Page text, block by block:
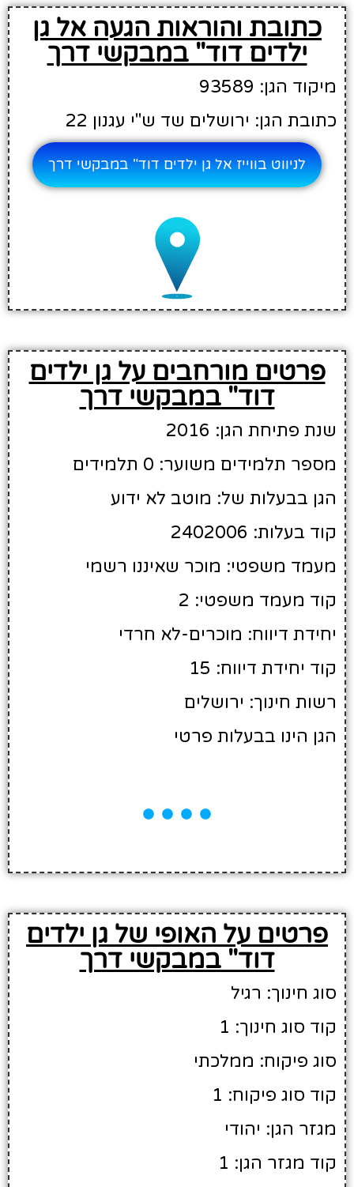
כתובת והוראות הגעה אל גן
ילדים דוד" במבקשי דרך
מיקוד הגן: 93589
כתובת הגן: ירושלים שד ש"י עגנון 22
לניווט בווייז אל גן ילדים דוד" במבקשי דרך
פרטים מורחבים על גן ילדים
דוד" במבקשי דרך
שנת פתיחת הגן: 2016
מספר תלמידים משוער: 0 תלמידים
הגן בבעלות של: מוטב לא ידוע
קוד בעלות: 2402006
מעמד משפטי: מוכר שאיננו רשמי
קוד מעמד משפטי: 2
יחידת דיווח: מוכרים-לא חרדי
קוד יחידת דיווח: 15
רשות חינוך: ירושלים
הגן הינו בבעלות פרטי
פרטים על האופי של גן ילדים
דוד" במבקשי דרך
סוג חינוך: רגיל
קוד סוג חינוך: 1
סוג פיקוח: ממלכתי
קוד סוג פיקוח: 1
מגזר הגן: יהודי
קוד מגזר הגן: 1